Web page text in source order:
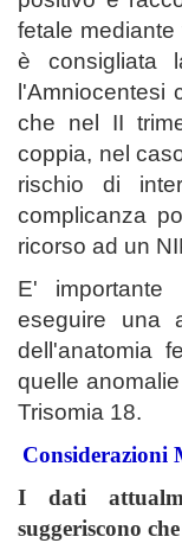
fetale
è consigliata
l'Amniocentesi
che nel II
coppia, nel
rischio di
complicanza
ricorso ad un
E'
eseguire una
dell'anatomia
quelle
Trisomia 18.
Considerazioni
I dati
suggeriscono